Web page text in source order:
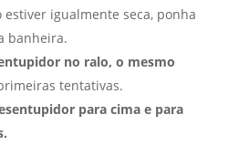
estiver igualmente seca, ponha
banheira.
no ralo, o mesmo
tentativas.
para cima e para